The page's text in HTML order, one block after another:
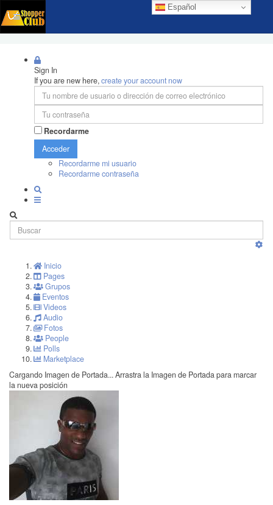
Español
Sign In
If you are new here,create your account now
Recordarme
Acceder
Recordarme mi usuario
Recordarme contraseña
Inicio
Pages
Grupos
Eventos
Videos
Audio
Fotos
People
Polls
Marketplace
Cargando Imagen de Portada... Arrastra la Imagen de Portada para marcar
la nueva posición